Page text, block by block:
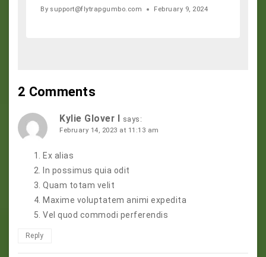
By support@flytrapgumbo.com February 9, 2024
2 Comments
Kylie Glover I says:
February 14, 2023 at 11:13 am
Ex alias
In possimus quia odit
Quam totam velit
Maxime voluptatem animi expedita
Vel quod commodi perferendis
Reply